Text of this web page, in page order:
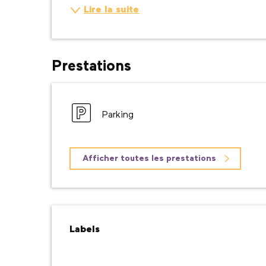
Lire la suite
Prestations
Parking
Afficher toutes les prestations
Offres de
Labels
Labels